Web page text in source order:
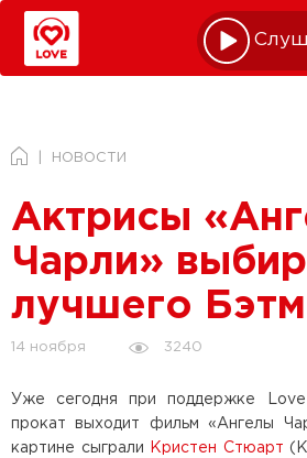
НОВОСТИ
Актрисы
Чарли»
лучшего
14 ноября 3240
Уже сегодня при поддержке
прокат выходит фильм «Ангелы
картине сыграли
Кристен Стюарт